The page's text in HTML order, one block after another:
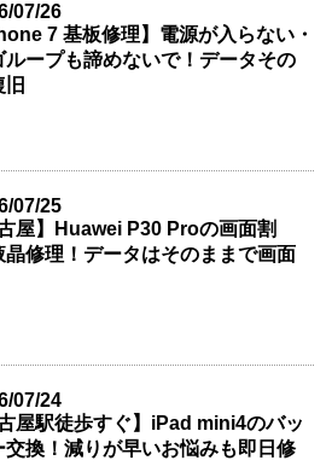
07/26
7 基板修理】電源が入らない・
ループも諦めないで！データその
旧
07/25
古屋】Huawei P30 Proの画面割
晶修理！データはそのままで画面
07/24
古屋駅徒歩すぐ】iPad mini4のバッ
交換！減りが早いお悩みも即日修